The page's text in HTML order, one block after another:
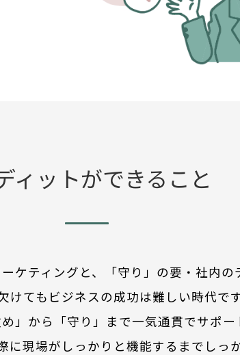
ィットができること
ケティングと、「守り」の要・社内の
けてもビジネスの成功は難しい時代で
」から「守り」まで一気通貫でサポ
に現場がしっかりと機能するまでしっ